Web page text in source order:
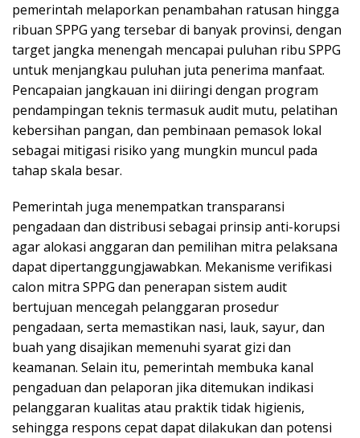
pemerintah melaporkan penambahan ratusan hingga
ribuan SPPG yang tersebar di banyak provinsi, dengan
target jangka menengah mencapai puluhan ribu SPPG
untuk menjangkau puluhan juta penerima manfaat.
Pencapaian jangkauan ini diiringi dengan program
pendampingan teknis termasuk audit mutu, pelatihan
kebersihan pangan, dan pembinaan pemasok lokal
sebagai mitigasi risiko yang mungkin muncul pada
tahap skala besar.
Pemerintah juga menempatkan transparansi
pengadaan dan distribusi sebagai prinsip anti-korupsi
agar alokasi anggaran dan pemilihan mitra pelaksana
dapat dipertanggungjawabkan. Mekanisme verifikasi
calon mitra SPPG dan penerapan sistem audit
bertujuan mencegah pelanggaran prosedur
pengadaan, serta memastikan nasi, lauk, sayur, dan
buah yang disajikan memenuhi syarat gizi dan
keamanan. Selain itu, pemerintah membuka kanal
pengaduan dan pelaporan jika ditemukan indikasi
pelanggaran kualitas atau praktik tidak higienis,
sehingga respons cepat dapat dilakukan dan potensi